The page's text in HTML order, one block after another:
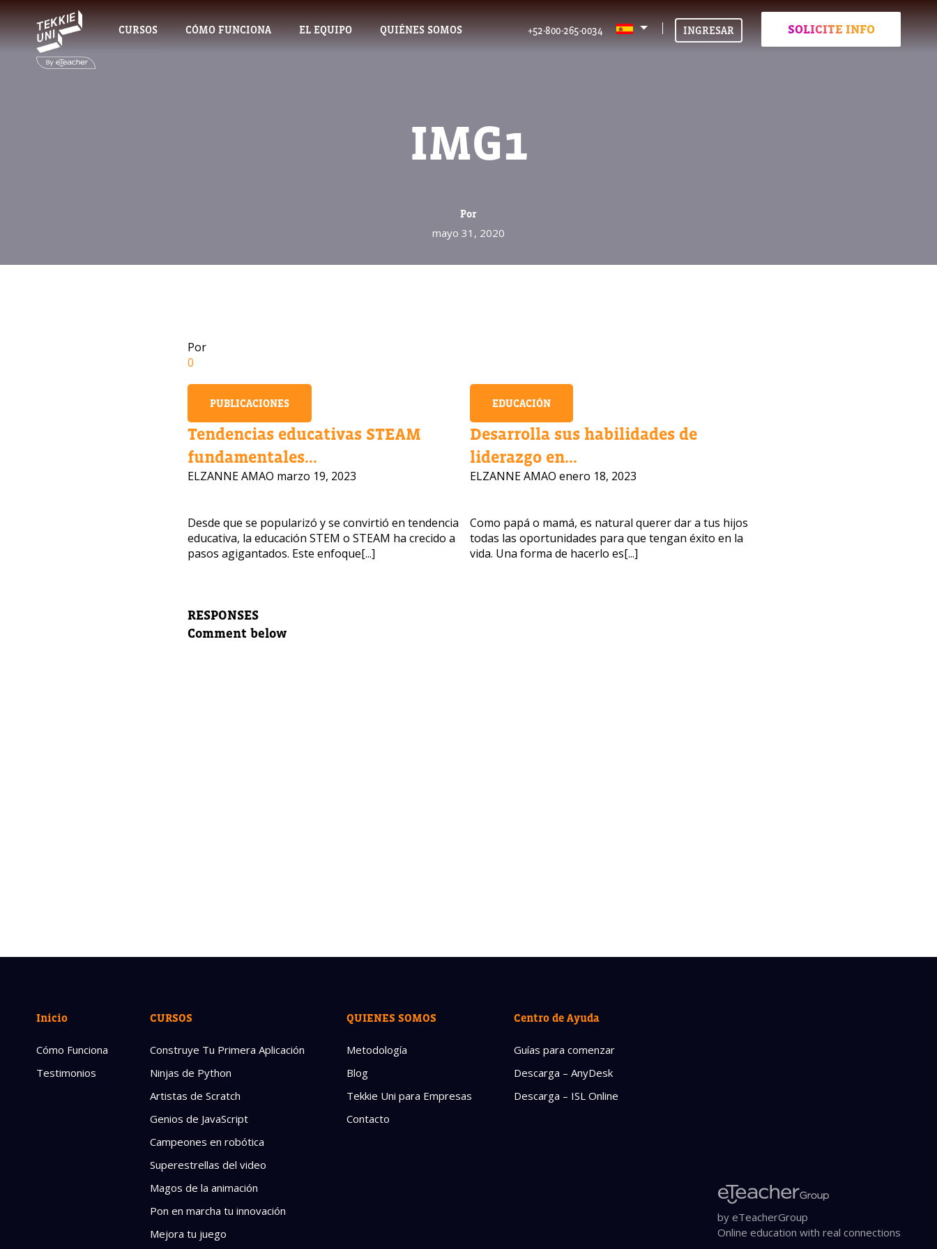
CURSOS CÓMO FUNCIONA EL EQUIPO QUIÉNES SOMOS SOLICITE INFO
+52-800-265-0034 INGRESAR
IMG1
Por
mayo 31, 2020
Por
0
PUBLICACIONES
Tendencias educativas STEAM
fundamentales...
ELZANNE AMAO marzo 19, 2023
Desde que se popularizó y se convirtió en tendencia
educativa, la educación STEM o STEAM ha crecido a
pasos agigantados. Este enfoque[...]
EDUCACIÓN
Desarrolla sus habilidades de
liderazgo en...
ELZANNE AMAO enero 18, 2023
Como papá o mamá, es natural querer dar a tus hijos
todas las oportunidades para que tengan éxito en la
vida. Una forma de hacerlo es[...]
RESPONSES
Comment below
Inicio
Cómo Funciona
Testimonios
CURSOS
Construye Tu Primera Aplicación
Ninjas de Python
Artistas de Scratch
Genios de JavaScript
Campeones en robótica
Superestrellas del video
Magos de la animación
Pon en marcha tu innovación
Mejora tu juego
QUIENES SOMOS
Metodología
Blog
Tekkie Uni para Empresas
Contacto
Centro de Ayuda
Guías para comenzar
Descarga – AnyDesk
Descarga – ISL Online
by eTeacherGroup
Online education with real connections
¿Te interesan nuestros programas?